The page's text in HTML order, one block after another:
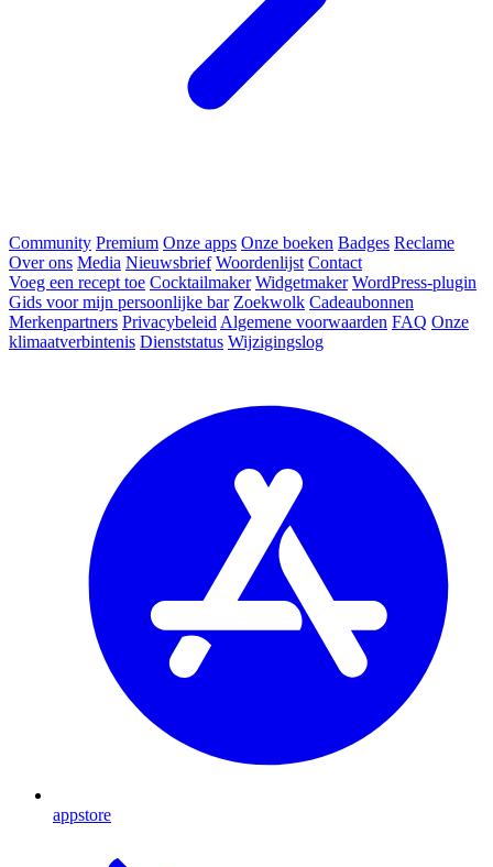
Community Premium Onze apps Onze boeken Badges Reclame
Over ons Media Nieuwsbrief Woordenlijst Contact
Voeg een recept toe Cocktailmaker Widgetmaker WordPress-plugin
Gids voor mijn persoonlijke bar Zoekwolk Cadeaubonnen
Merkenpartners Privacybeleid Algemene voorwaarden FAQ Onze
klimaatverbintenis Dienststatus Wijzigingslog
appstore